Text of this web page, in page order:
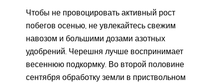
Чтобы не провоцировать активный рост
побегов осенью, не увлекайтесь свежим
навозом и большими дозами азотных
удобрений. Черешня лучше воспринимает
весеннюю подкормку. Во второй половине
сентября обработку земли в приствольном